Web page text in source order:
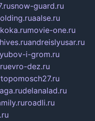
snow-guard.ru
aalse.ru
movie-one.ru
andreislyusar.ru
i-grom.ru
evro-dez.ru
delanalad.ru
roadli.ru